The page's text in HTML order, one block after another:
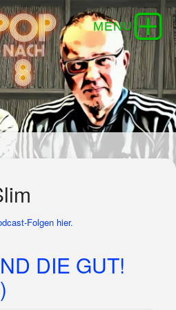
Folgen hier.
DIE GUT!